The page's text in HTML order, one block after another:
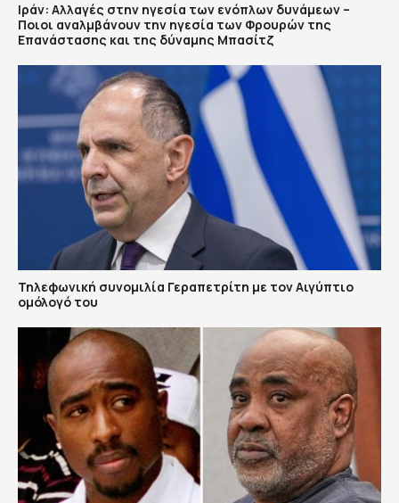
Ιράν: Αλλαγές στην ηγεσία των ενόπλων δυνάμεων –
Ποιοι αναλμβάνουν την ηγεσία των Φρουρών της
Επανάστασης και της δύναμης Μπασίτζ
Τηλεφωνική συνομιλία Γεραπετρίτη με τον Αιγύπτιο
ομόλογό του